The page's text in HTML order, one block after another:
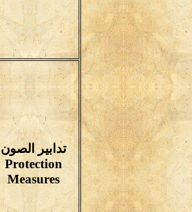
تدابير الصون
Protection
Measures